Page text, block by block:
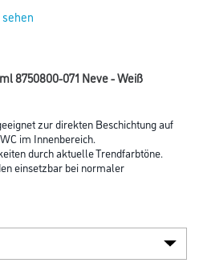
8750800-071 Neve - Weiß
zur direkten Beschichtung auf
im Innenbereich.
durch aktuelle Trendfarbtöne.
einsetzbar bei normaler